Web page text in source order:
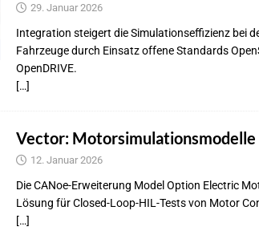
29. Januar 2026
Integration steigert die Simulationseffizienz bei
Fahrzeuge durch Einsatz offene Standards
OpenDRIVE.
[…]
Vector: Motorsimulationsmodelle
12. Januar 2026
Die CANoe-Erweiterung Model Option Electric
Lösung für Closed-Loop-HIL-Tests von Motor
[…]